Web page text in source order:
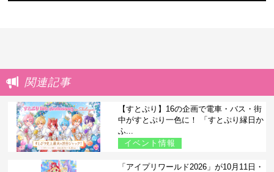
関連記事
【すとぷり】16の企画で電車・バス・街
中がすとぷり一色に！ 「すとぷり縁日か
ふ...
イベント情報
「アイプリワールド2026」が10月11日・